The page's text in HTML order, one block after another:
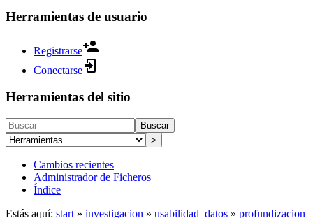
Herramientas de usuario
Registrarse
Conectarse
Herramientas del sitio
Buscar
>
Cambios recientes
Administrador de Ficheros
Índice
Estás aquí: start » investigacion » usabilidad_datos » profundizacion